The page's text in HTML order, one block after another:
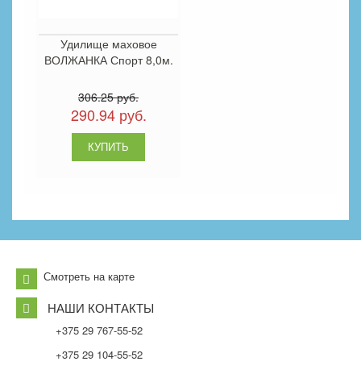
Удилище маховое
ВОЛЖАНКА Спорт 8,0м.
306.25 руб.
290.94 руб.
Смотреть на карте
НАШИ КОНТАКТЫ
+375 29 767-55-52
+375 29 104-55-52